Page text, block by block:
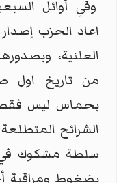
وفي أوائل
اعاد الحزب
العلنية،
من تاريخ اول
بحماس ليس فقط
الشرائح
سلطة مشكوك في
بضغوط ومراقبة